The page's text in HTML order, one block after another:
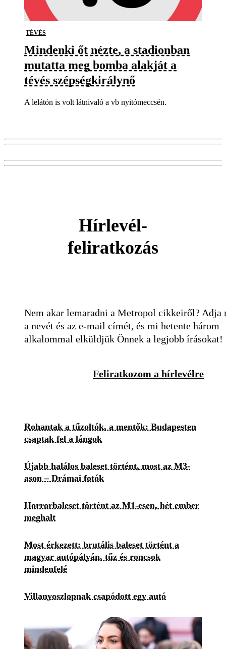
TÉVÉS
Mindenki őt nézte, a stadionban
mutatta meg bomba alakját a
tévés szépségkirálynő
A lelátón is volt látnivaló a vb nyitómeccsén.
Hírlevél-
feliratkozás
Nem akar lemaradni a Metropol cikkeiről? Adja
a nevét és az e-mail címét, és mi hetente három
alkalommal elküldjük Önnek a legjobb írásokat!
Feliratkozom a hírlevélre
Rohantak a tűzoltók, a mentők: Budapesten
csaptak fel a lángok
Újabb halálos baleset történt, most az M3-
ason – Drámai fotók
Horrorbaleset történt az M1-esen, hét ember
meghalt
Most érkezett: brutális baleset történt a
magyar autópályán, tűz és roncsok
mindenfelé
Villanyoszlopnak csapódott egy autó